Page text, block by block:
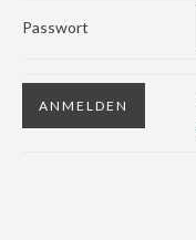
Passwort